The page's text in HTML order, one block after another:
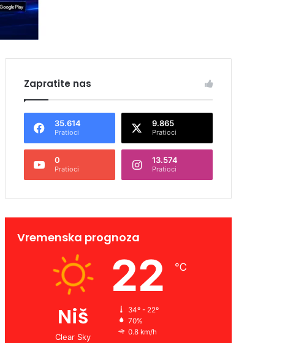
Zapratite nas
35.614
Pratioci
9.865
Pratioci
0
Pratioci
13.574
Pratioci
Vremenska prognoza
Niš
Clear Sky
22 ℃
34º - 22º
70%
0.8 km/h